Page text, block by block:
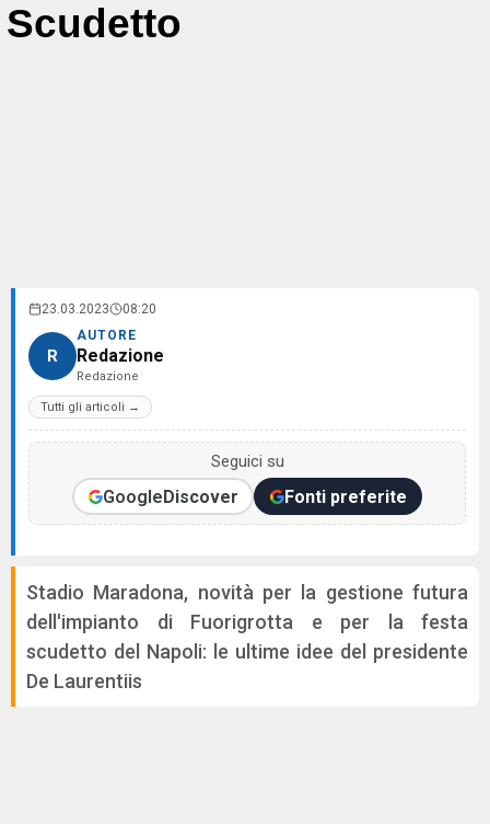
Scudetto
23.03.2023 08:20
R
AUTORE
Redazione
Redazione
Tutti gli articoli →
Seguici su
GoogleDiscover Fonti preferite
Stadio Maradona, novità per la gestione futura
dell'impianto di Fuorigrotta e per la festa
scudetto del Napoli: le ultime idee del presidente
De Laurentiis